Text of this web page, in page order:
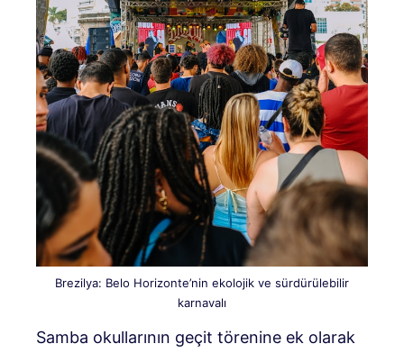
Brezilya: Belo Horizonte’nin ekolojik ve sürdürülebilir
karnavalı
Samba okullarının geçit törenine ek olarak